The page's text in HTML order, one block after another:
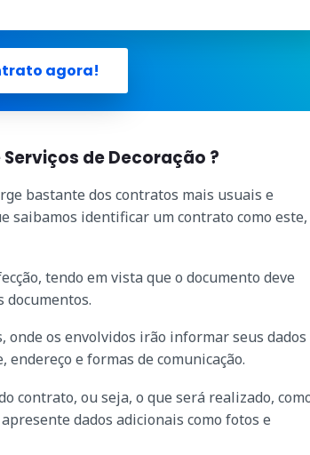
agora!
de Decoração ?
bastante dos contratos mais usuais e
saibamos identificar um contrato como
tendo em vista que o documento deve
documentos.
onde os envolvidos irão informar seus dados
endereço e formas de comunicação.
contrato, ou seja, o que será realizado,
dados adicionais como fotos e